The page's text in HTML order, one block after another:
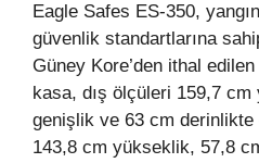
Eagle Safes ES-350,
güvenlik standartlarına
Güney Kore’den ithal
kasa, dış ölçüleri 159,7
genişlik ve 63 cm
143,8 cm yükseklik, 57,8